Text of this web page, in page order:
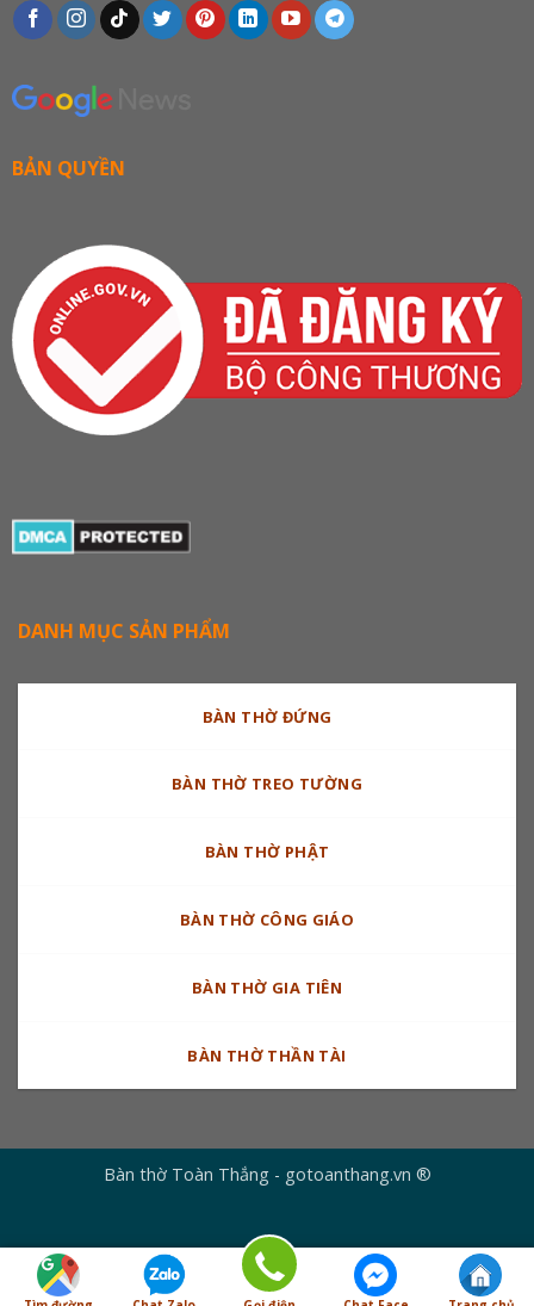
BẢN QUYỀN
DANH MỤC SẢN PHẨM
BÀN THỜ ĐỨNG
BÀN THỜ TREO TƯỜNG
BÀN THỜ PHẬT
BÀN THỜ CÔNG GIÁO
BÀN THỜ GIA TIÊN
BÀN THỜ THẦN TÀI
Bàn thờ Toàn Thắng - gotoanthang.vn ®